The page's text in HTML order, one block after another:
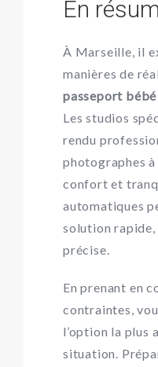
En
À Marseille, il
manières de
passeport
Les studios
rendu
photographes
confort et
automatiques
solution rapide,
précise.
En prenant en
contraintes,
l’option la plus
situation.